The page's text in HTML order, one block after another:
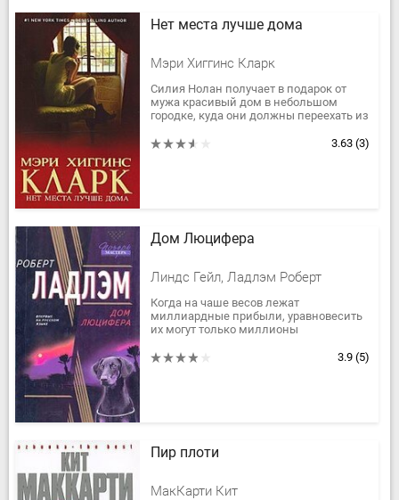
Нет места лучше дома
Мэри Хиггинс Кларк
Силия Нолан получает в подарок от
мужа красивый дом в небольшом
городке, куда они должны переехать из
счастья, но Силия чувствует лишь...
3.63 (3)
Дом Люцифера
Линдс Гейл, Ладлэм Роберт
Когда на чаше весов лежат
миллиардные прибыли, уравновесить
их могут только миллионы
болезнь, по воле безжалостных
3.9 (5)
Пир плоти
МакКарти Кит